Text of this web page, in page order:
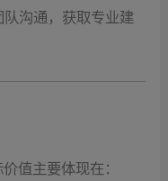
沟通，获取专业建
值主要体现在：